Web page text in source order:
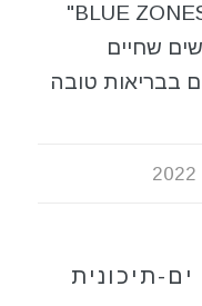
במאמר זה נכיר את המושג " BLUE ZONES"
שחיים
בבריאות טובה
תיכונית